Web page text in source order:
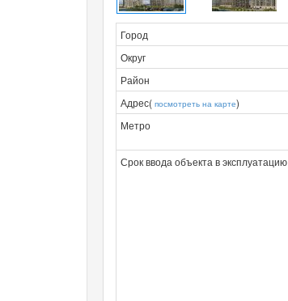
Город
Округ
Район
Адрес( посмотреть на карте)
Метро
Срок ввода объекта в эксплуатацию